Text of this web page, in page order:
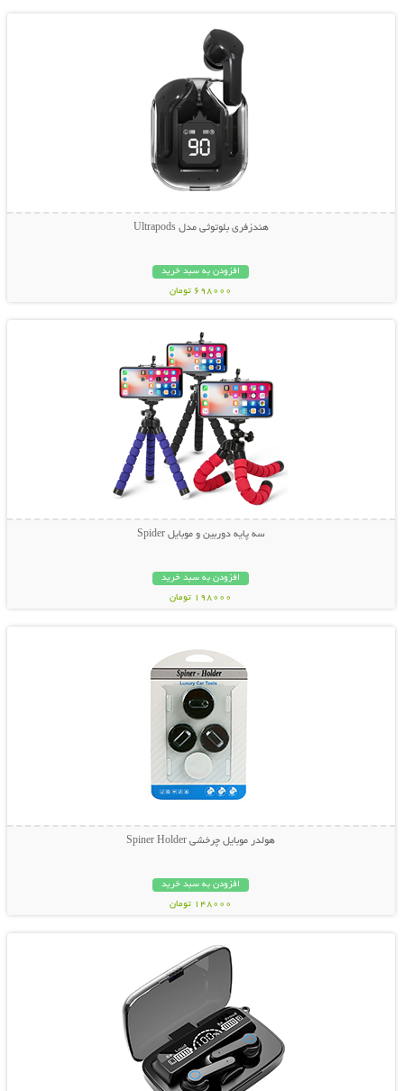
هندزفری بلوتوثی مدل Ultrapods
افزودن به سبد خرید
698000 تومان
نمایش توضیحات بیشتر
سه پایه دوربین و موبایل Spider
افزودن به سبد خرید
198000 تومان
نمایش توضیحات بیشتر
هولدر موبایل چرخشی Spiner Holder
افزودن به سبد خرید
148000 تومان
نمایش توضیحات بیشتر